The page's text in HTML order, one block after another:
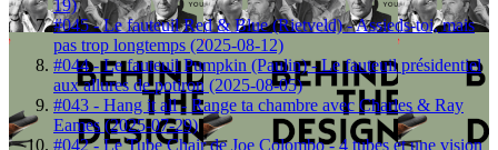
19)
#045 - Le fauteuil Red & Blue (Rietveld) - Assieds-toi, mais
pas trop longtemps (2025-08-12)
#044 - Le fauteuil Pumpkin (Paulin) - Le fauteuil présidentiel
aux allures de potiron (2025-08-05)
#043 - Hang it all - Range ta chambre avec Charles & Ray
Eames (2025-07-29)
#042 - Le Tube Chair de Joe Colombo - 4 tubes et une vision